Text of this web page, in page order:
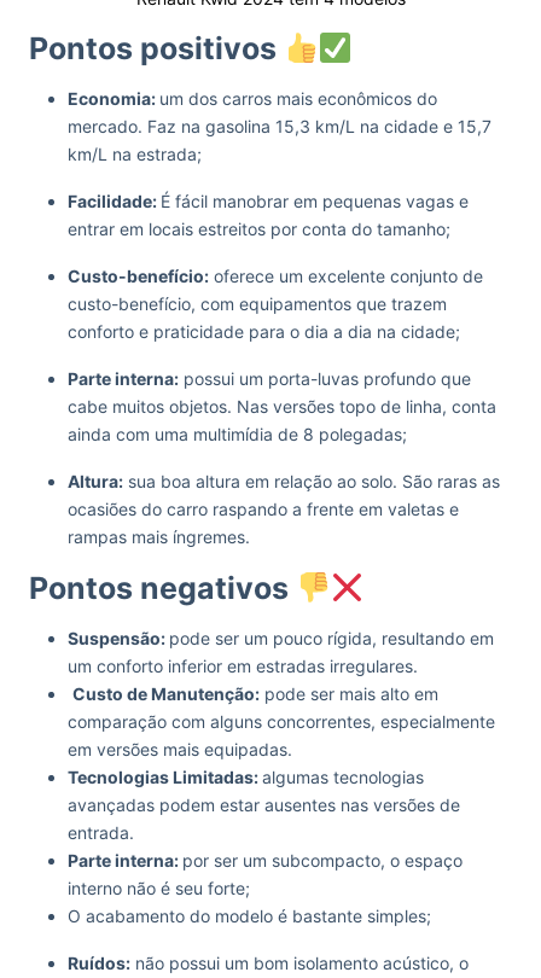
Pontos positivos
Economia: um dos carros mais econômicos do
mercado. Faz na gasolina 15,3 km/L na cidade e 15,7
km/L na estrada;
Facilidade: É fácil manobrar em pequenas vagas e
entrar em locais estreitos por conta do tamanho;
Custo-benefício: oferece um excelente conjunto de
custo-benefício, com equipamentos que trazem
conforto e praticidade para o dia a dia na cidade;
Parte interna: possui um porta-luvas profundo que
cabe muitos objetos. Nas versões topo de linha, conta
ainda com uma multimídia de 8 polegadas;
Altura: sua boa altura em relação ao solo. São raras as
ocasiões do carro raspando a frente em valetas e
rampas mais íngremes.
Pontos negativos
Suspensão: pode ser um pouco rígida, resultando em
um conforto inferior em estradas irregulares.
Custo de Manutenção: pode ser mais alto em
comparação com alguns concorrentes, especialmente
em versões mais equipadas.
Tecnologias Limitadas:algumas tecnologias
avançadas podem estar ausentes nas versões de
entrada.
Parte interna: por ser um subcompacto, o espaço
interno não é seu forte;
O acabamento do modelo é bastante simples;
Ruídos: não possui um bom isolamento acústico, o